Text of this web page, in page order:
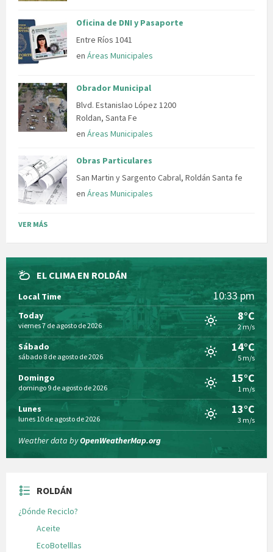
Oficina de DNI y Pasaporte
Entre Ríos 1041
en Áreas Municipales
Obrador Municipal
Blvd. Estanislao López 1200
Roldan, Santa Fe
en Áreas Municipales
Obras Particulares
San Martin y Sargento Cabral, Roldán Santa fe
en Áreas Municipales
VER MÁS
EL CLIMA EN ROLDÁN
Local Time 10:33 pm
Today
viernes 7 de agosto de 2026
8°C
2 m/s
Sábado
sábado 8 de agosto de 2026
14°C
5 m/s
Domingo
domingo 9 de agosto de 2026
15°C
1 m/s
Lunes
lunes 10 de agosto de 2026
13°C
3 m/s
Weather data byOpenWeatherMap.org
ROLDÁN
¿Dónde Reciclo?
Aceite
EcoBotelllas